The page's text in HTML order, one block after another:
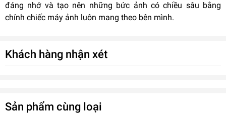
đáng nhớ và tạo nên những bức ảnh có chiều sâu bằng
chính chiếc máy ảnh luôn mang theo bên mình.
Khách hàng nhận xét
Sản phẩm cùng loại